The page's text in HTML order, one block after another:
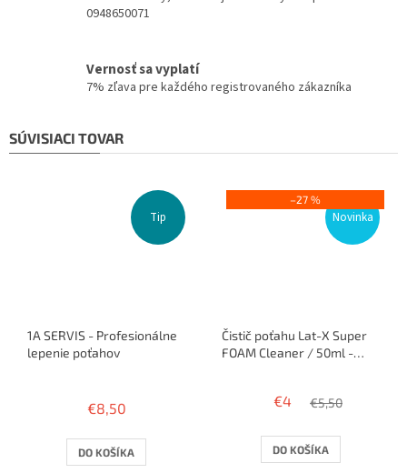
0948650071
Vernosť sa vyplatí
7% zľava pre každého registrovaného zákazníka
SÚVISIACI TOVAR
Tip
1A SERVIS - Profesionálne
lepenie poťahov
produktu
3,8
z
€8,50
DO KOŠÍKA
Novinka
–27 %
Čistič poťahu Lat-X Super
FOAM Cleaner / 50ml -
€4 €5,50
DO KOŠÍKA